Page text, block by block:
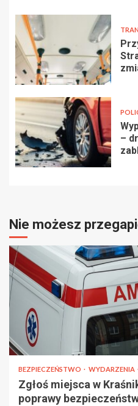
–
Nie możesz
BEZPIECZEŃSTWO WYDARZENIA
Zgłoś miejsca w
poprawy